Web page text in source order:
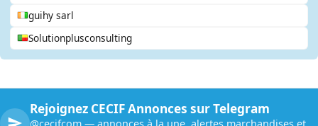
guihy sarl
Solutionplusconsulting
Rejoignez CECIF Annonces sur Telegram
@cecifcom — annonces à la une, alertes marchandises et